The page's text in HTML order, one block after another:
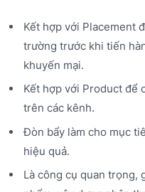
Kết hợp với Placement
trường trước khi tiến
khuyến mại.
Kết hợp với Product để
trên các kênh.
Đòn bẩy làm cho mục
hiệu quả.
Là công cụ quan trọng,